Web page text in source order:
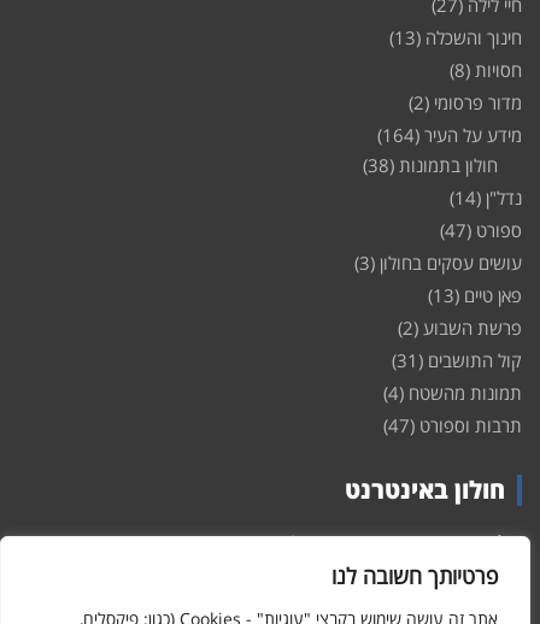
פרטיותך חשובה לנו
אתר זה עושה שימוש בקבצי "עוגיות" - Cookies (כגון: פיקסלים,
חיי לילה (27)
חינוך והשכלה (13)
חסויות (8)
מדור פרסומי (2)
מידע על העיר (164)
חולון בתמונות (38)
נדל"ן (14)
ספורט (47)
עושים עסקים בחולון (3)
פאן טיים (13)
פרשת השבוע (2)
קול התושבים (31)
תמונות מהשטח (4)
תרבות וספורט (47)
חולון באינטרנט
חולוןבאינטרנט – האתר שמביא לכם עדכונים ומידע מהשטח מהעיר
חולון. במה פתוחה לקול תושבי חולון באינטרנט, מידע על
ופרוייקטים חדשים בעיר, חיי לילה, וכן טורי דעה, עסקים בחולון, ודיונים על
הנעשה בעיר. אתם מוזמנים ומוזמנות להשתתף בדיון ולשלוח לנו כתבות